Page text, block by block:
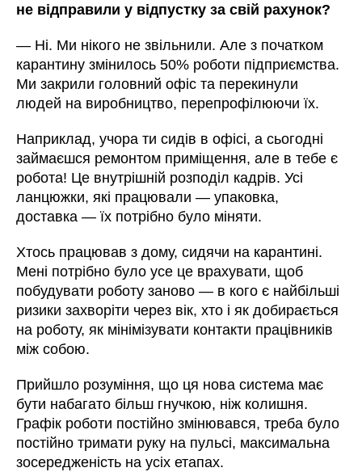
не відправили у відпустку за свій рахунок?
— Ні. Ми нікого не звільнили. Але з початком
карантину змінилось 50% роботи підприємства.
Ми закрили головний офіс та перекинули
людей на виробництво, перепрофілюючи їх.
Наприклад,учора ти сидів в офісі, а сьогодні
займаєшся ремонтом приміщення, але в тебе є
робота! Це внутрішній розподіл кадрів. Усі
ланцюжки, які працювали—упаковка,
доставка—їх потрібно було міняти.
Хтось працював з дому, сидячи на карантині.
Мені потрібно було усе це врахувати, щоб
побудувати роботу заново— в кого є найбільші
ризики захворіти через вік, хто і як добирається
на роботу, як мінімізувати контакти працівників
між собою.
Прийшло розуміння, що ця нова система має
бути набагато більш гнучкою, ніж колишня.
Графік роботи постійно змінювався, треба було
постійно тримати руку на пульсі, максимальна
зосередженість на усіх етапах.